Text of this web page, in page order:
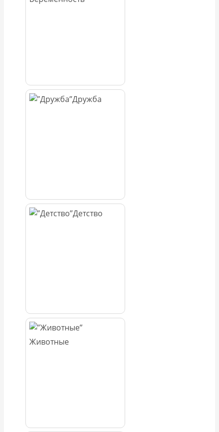
Дружба
Детство
Животные